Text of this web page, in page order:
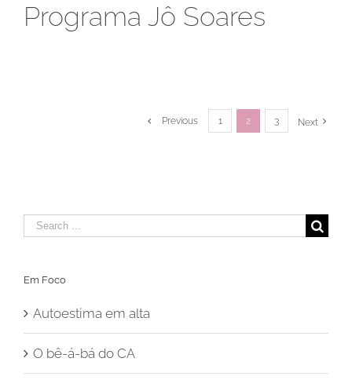
Programa Jô Soares
Previous 1 2 3 Next
Search
Em Foco
Autoestima em alta
O bê-á-bá do CA